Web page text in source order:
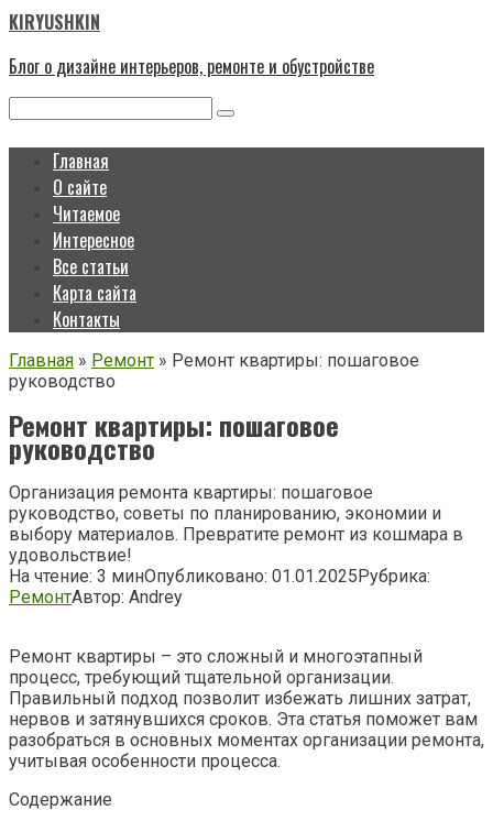
Перейти
к
контенту
KIRYUSHKIN
Блог о дизайне интерьеров, ремонте и обустройстве
Главная
О сайте
Читаемое
Интересное
Все статьи
Карта сайта
Контакты
Главная » Ремонт » Ремонт квартиры: пошаговое
руководство
Ремонт квартиры: пошаговое
руководство
Организация ремонта квартиры: пошаговое
руководство, советы по планированию, экономии и
выбору материалов. Превратите ремонт из кошмара в
удовольствие!
На чтение: 3 минОпубликовано: 01.01.2025Рубрика:
РемонтАвтор: Andrey
Ремонт квартиры – это сложный и многоэтапный
процесс, требующий тщательной организации.
Правильный подход позволит избежать лишних затрат,
нервов и затянувшихся сроков. Эта статья поможет вам
разобраться в основных моментах организации ремонта,
учитывая особенности процесса.
Содержание